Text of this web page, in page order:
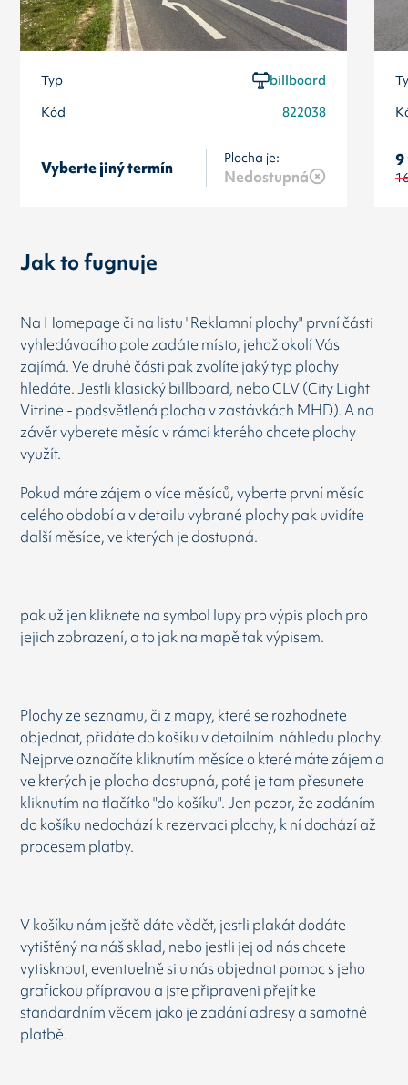
Typ
billboard
Kód
822038
Vyberte jiný termín
Plocha je:
Nedostupná
9
Jak to fugnuje
Na Homepage či na listu "Reklamní plochy" první části
vyhledávacího pole zadáte místo, jehož okolí Vás
zajímá. Ve druhé části pak zvolíte jaký typ plochy
hledáte. Jestli klasický billboard, nebo CLV (City Light
Vitrine - podsvětlená plocha v zastávkách MHD). A na
závěr vyberete měsíc v rámci kterého chcete plochy
využít.
Pokud máte zájem o více měsíců, vyberte první měsíc
celého období a v detailu vybrané plochy pak uvidíte
další měsíce, ve kterých je dostupná.
pak už jen kliknete na symbol lupy pro výpis ploch pro
jejich zobrazení, a to jak na mapě tak výpisem.
Plochy ze seznamu, či z mapy, které se rozhodnete
objednat, přidáte do košíku v detailním náhledu plochy.
Nejprve označíte kliknutím měsíce o které máte zájem a
ve kterých je plocha dostupná, poté je tam přesunete
kliknutím na tlačítko "do košíku". Jen pozor, že zadáním
do košíku nedochází k rezervaci plochy, k ní dochází až
procesem platby.
V košíku nám ještě dáte vědět, jestli plakát dodáte
vytištěný na náš sklad, nebo jestli jej od nás chcete
vytisknout, eventuelně si u nás objednat pomoc s jeho
grafickou přípravou a jste připraveni přejít ke
standardním věcem jako je zadání adresy a samotné
platbě.